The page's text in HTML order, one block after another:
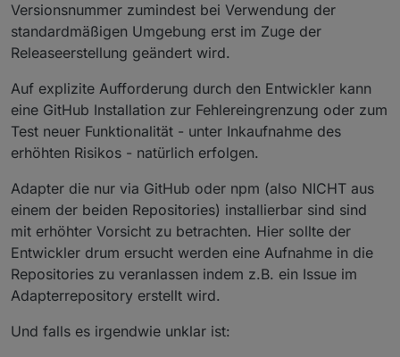
Versionsnummer zumindest bei Verwendung der
standardmäßigen Umgebung erst im Zuge der
Releaseerstellung geändert wird.
Auf explizite Aufforderung durch den Entwickler kann
eine GitHub Installation zur Fehlereingrenzung oder zum
Test neuer Funktionalität - unter Inkaufnahme des
erhöhten Risikos - natürlich erfolgen.
Adapter die nur via GitHub oder npm (also NICHT aus
einem der beiden Repositories) installierbar sind sind
mit erhöhter Vorsicht zu betrachten. Hier sollte der
Entwickler drum ersucht werden eine Aufnahme in die
Repositories zu veranlassen indem z.B. ein Issue im
Adapterrepository erstellt wird.
Und falls es irgendwie unklar ist: